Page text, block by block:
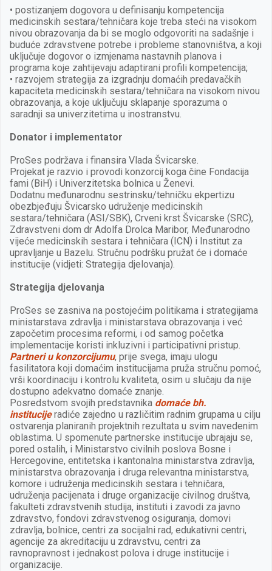
• postizanjem dogovora u definisanju kompetencija
medicinskih sestara/tehničara koje treba steći na visokom
nivou obrazovanja da bi se moglo odgovoriti na sadašnje i
buduće zdravstvene potrebe i probleme stanovništva, a koji
uključuje dogovor o izmjenama nastavnih planova i
programa koje zahtijevaju adaptirani profili kompetencija;
• razvojem strategija za izgradnju domaćih predavačkih
kapaciteta medicinskih sestara/tehničara na visokom nivou
obrazovanja, a koje uključuju sklapanje sporazuma o
saradnji sa univerzitetima u inostranstvu.
Donator i implementator
ProSes podržava i finansira Vlada Švicarske.
Projekat je razvio i provodi konzorcij koga čine Fondacija
fami (BiH) i Univerzitetska bolnica u Ženevi.
Dodatnu međunarodnu sestrinsku/tehničku ekpertizu
obezbjeđuju Švicarsko udruženje medicinskih
sestara/tehničara (ASI/SBK), Crveni krst Švicarske (SRC),
Zdravstveni dom dr Adolfa Drolca Maribor, Međunarodno
vijeće medicinskih sestara i tehničara (ICN) i Institut za
upravljanje u Bazelu. Stručnu podršku pružat će i domaće
institucije (vidjeti: Strategija djelovanja).
Strategija djelovanja
ProSes se zasniva na postojećim politikama i strategijama
ministarstava zdravlja i ministarstava obrazovanja i već
započetim procesima reformi, i od samog početka
implementacije koristi inkluzivni i participativni pristup.
Partneri u konzorcijumu, prije svega, imaju ulogu
fasilitatora koji domaćim institucijama pruža stručnu pomoć,
vrši koordinaciju i kontrolu kvaliteta, osim u slučaju da nije
dostupno adekvatno domaće znanje.
Posredstvom svojih predstavnika domaće bh.
institucijeradiće zajedno u različitim radnim grupama u cilju
ostvarenja planiranih projektnih rezultata u svim navedenim
oblastima. U spomenute partnerske institucije ubrajaju se,
pored ostalih, i Ministarstvo civilnih poslova Bosne i
Hercegovine, entitetska i kantonalna ministarstva zdravlja,
ministarstva obrazovanja i druga relevantna ministarstva,
komore i udruženja medicinskih sestara i tehničara,
udruženja pacijenata i druge organizacije civilnog društva,
fakulteti zdravstvenih studija, instituti i zavodi za javno
zdravstvo, fondovi zdravstvenog osiguranja, domovi
zdravlja, bolnice, centri za socijalni rad, edukativni centri,
agencije za akreditaciju u zdravstvu, centri za
ravnopravnost i jednakost polova i druge institucije i
organizacije.